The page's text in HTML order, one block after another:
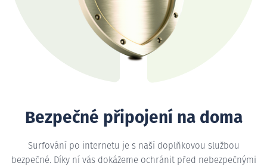
Bezpečné připojení na doma
Surfování po internetu je s naší doplňkovou službou
bezpečné. Díky ní vás dokážeme ochránit před nebezpečnými